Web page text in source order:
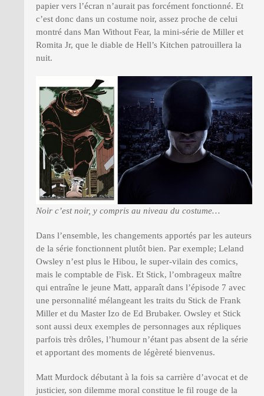
papier vers l’écran n’aurait pas forcément fonctionné. Et
c’est donc dans un costume noir, assez proche de celui
montré dans Man Without Fear, la mini-série de Miller et
Romita Jr, que le diable de Hell’s Kitchen patrouillera la
nuit.
Noir c’est noir, y compris au niveau du costume…
Dans l’ensemble, les changements apportés par les auteurs
de la série fonctionnent plutôt bien. Par exemple; Leland
Owsley n’est plus le Hibou, le super-vilain des comics,
mais le comptable de Fisk. Et Stick, l’ombrageux maître
qui entraîne le jeune Matt, apparaît dans l’épisode 7 avec
une personnalité mélangeant les traits du Stick de Frank
Miller et du Master Izo de Ed Brubaker. Owsley et Stick
sont aussi deux exemples de personnages aux répliques
parfois très drôles, l’humour n’étant pas absent de la série
et apportant des moments de légèreté bienvenus.
Matt Murdock débutant à la fois sa carrière d’avocat et de
justicier, son dilemme moral constitue le fil rouge de la